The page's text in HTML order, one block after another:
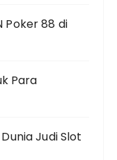
Poker 88 di
Para
Judi Slot